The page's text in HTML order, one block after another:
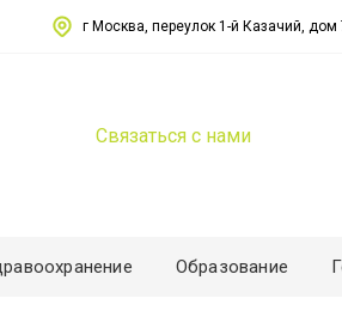
г Москва, переулок 1-й Казачий, дом
Связаться с нами
Образование